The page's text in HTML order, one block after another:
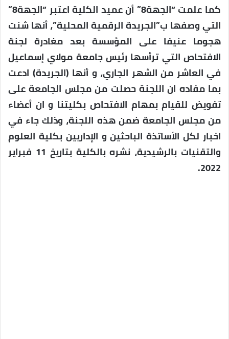
كما علمت “الجهة8” أن عميد الكلية اعتبر “الجهة8”
التي وصفها ب”الجريدة الرقمية المحلية”، أنها شنت
هجوما عنيفا على المؤسسة بعد مغادرة لجنة
الافتحاص التي ترأسها رئيس جامعة مولاي إسماعيل
في العاشر من الشهر الجاري، و أنها (الجريدة) ادعت
بما مفاده ان اللجنة حصلت من مجلس الجامعة على
تفويض للقيام بمهام الافتحاص بكليتنا و ان أعضاء
من مجلس الجامعة ضمن هذه اللجنة، وذلك جاء في
اخبار لكل الأساتذة الباحثين و الإداريين بكلية العلوم
والتقنيات بالرشيدية، نشره بالكلية بتاريخ 11 فبراير
2022.